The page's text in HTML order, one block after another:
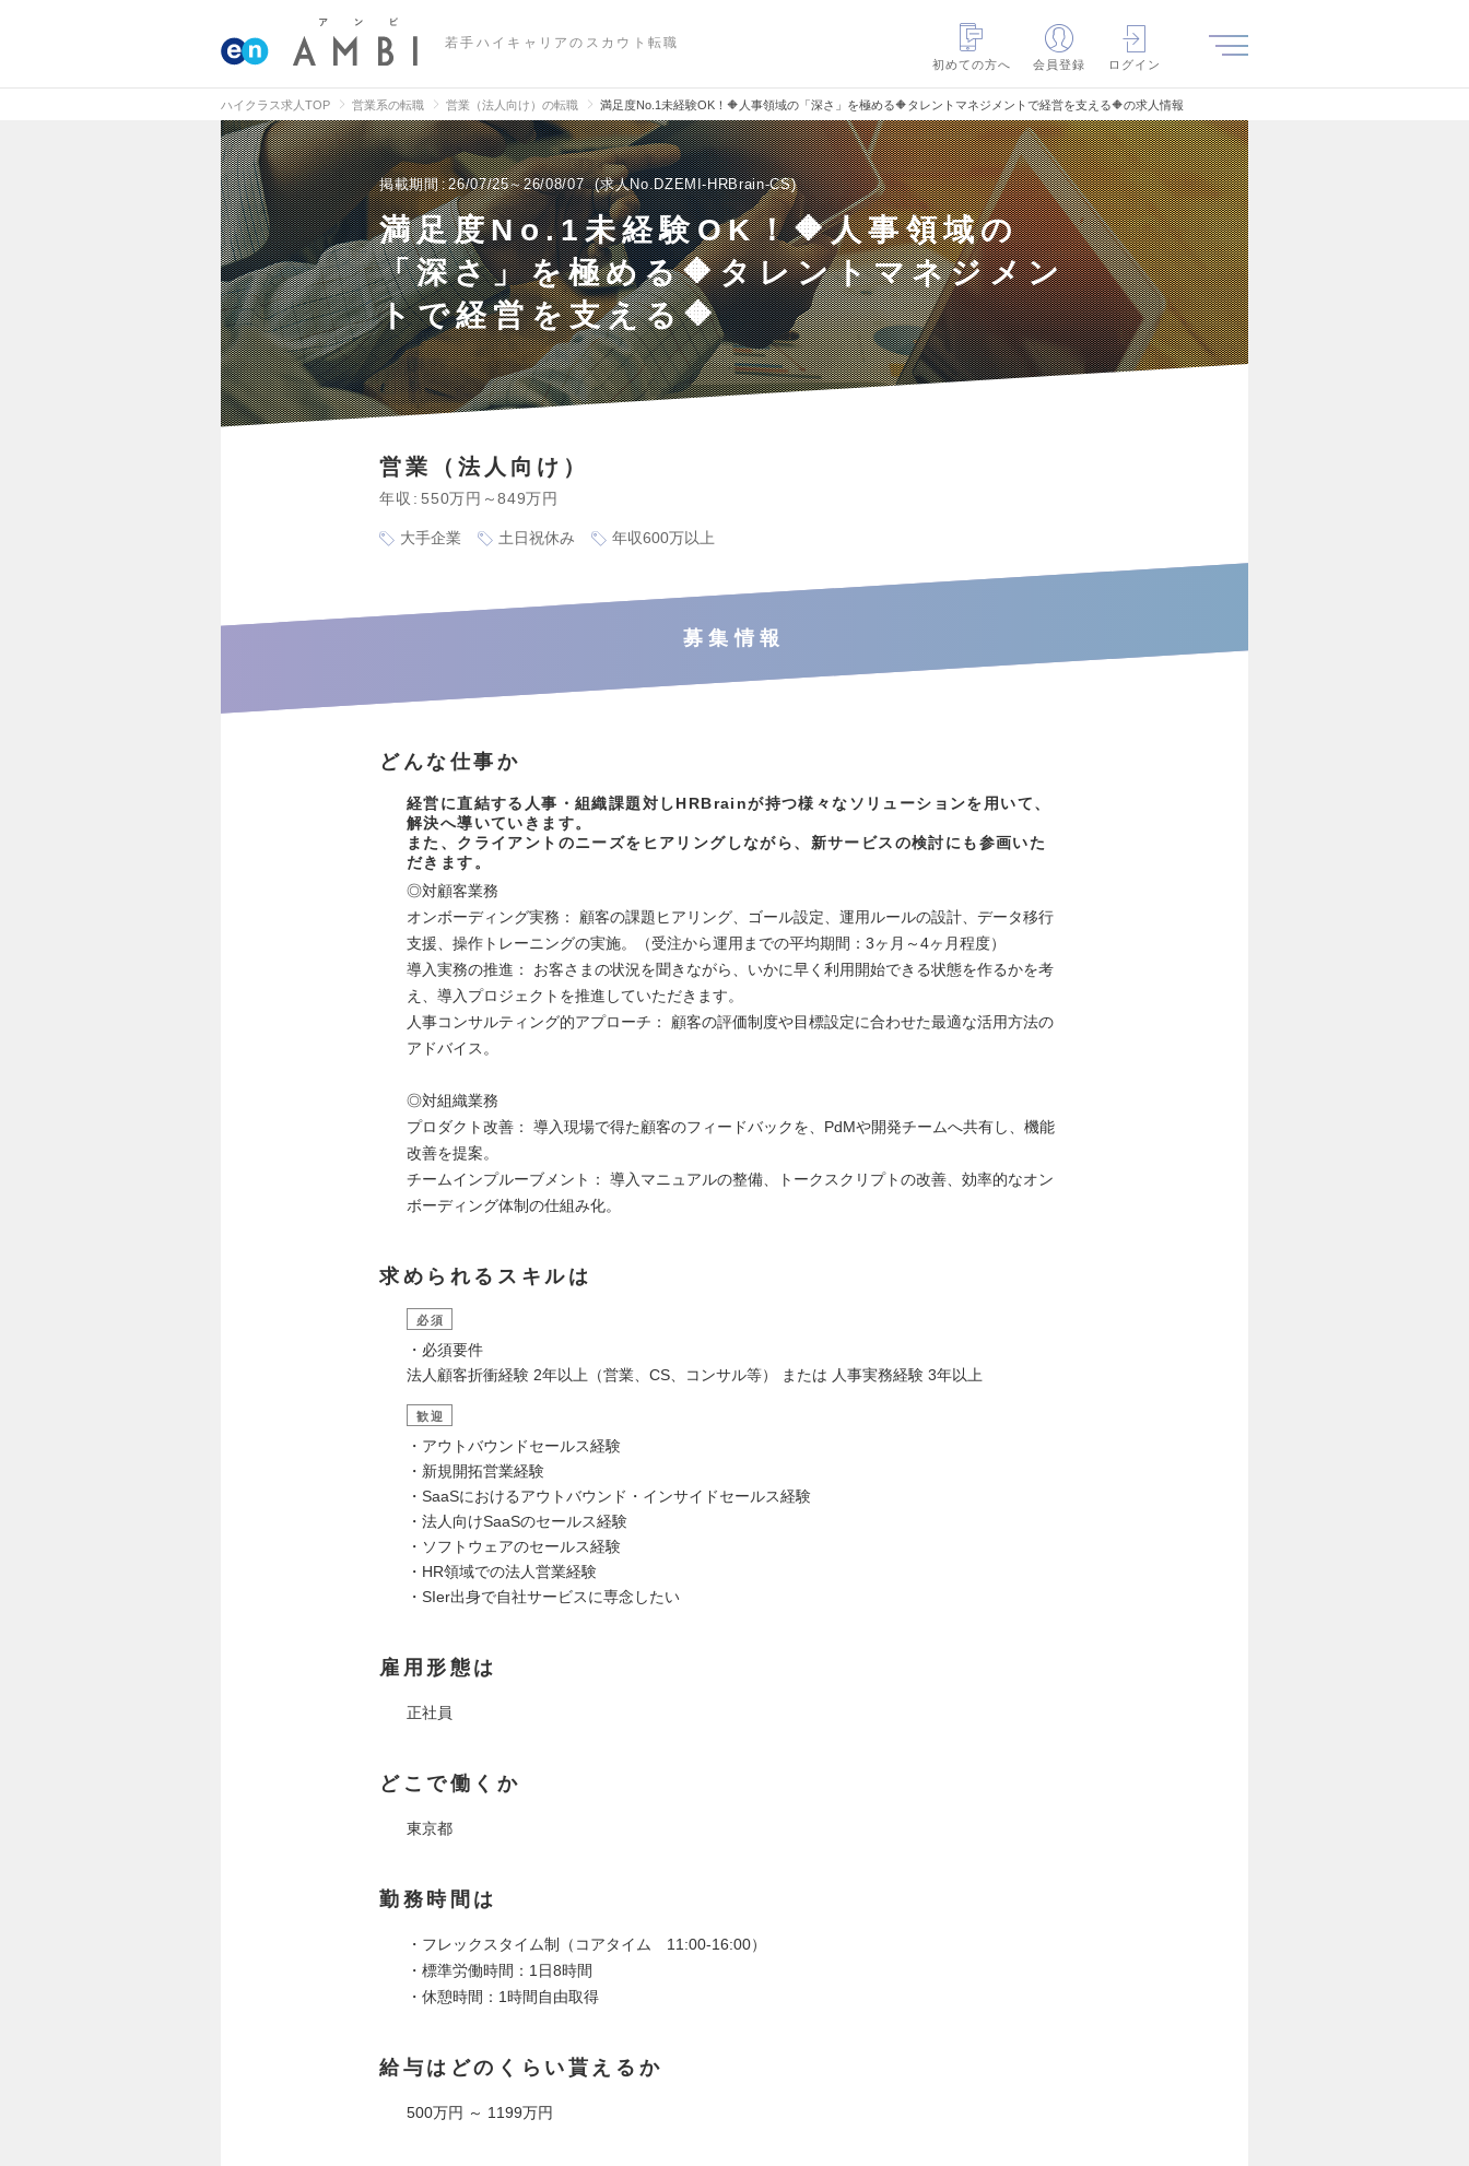
若手ハイキャリアのスカウト転職
初めての方へ
会員登録 ログイン
ハイクラス求人TOP 営業系の転職 営業（法人向け）の転職 満足度No.1未経験OK！🔶人事領域の「深さ」を極める🔶タレントマネジメントで経営を支える🔶の求人情報
掲載期間 26/07/25～26/08/07 求人No.DZEMI-HRBrain-CS
満足度No.1未経験OK！🔶人事領域の
「深さ」を極める🔶タレントマネジメン
トで経営を支える🔶
営業（法人向け）
年収 550万円～849万円
大手企業 土日祝休み 年収600万以上
募集情報
どんな仕事か
経営に直結する人事・組織課題対しHRBrainが持つ様々なソリューションを用いて、
解決へ導いていきます。
また、クライアントのニーズをヒアリングしながら、新サービスの検討にも参画いた
だきます。
◎対顧客業務
オンボーディング実務： 顧客の課題ヒアリング、ゴール設定、運用ルールの設計、データ移行
支援、操作トレーニングの実施。（受注から運用までの平均期間：3ヶ月～4ヶ月程度）
導入実務の推進： お客さまの状況を聞きながら、いかに早く利用開始できる状態を作るかを考
え、導入プロジェクトを推進していただきます。
人事コンサルティング的アプローチ： 顧客の評価制度や目標設定に合わせた最適な活用方法の
アドバイス。
◎対組織業務
プロダクト改善： 導入現場で得た顧客のフィードバックを、PdMや開発チームへ共有し、機能
改善を提案。
チームインプルーブメント： 導入マニュアルの整備、トークスクリプトの改善、効率的なオン
ボーディング体制の仕組み化。
求められるスキルは
必須
・必須要件
法人顧客折衝経験 2年以上（営業、CS、コンサル等） または 人事実務経験 3年以上
歓迎
・アウトバウンドセールス経験
・新規開拓営業経験
・SaaSにおけるアウトバウンド・インサイドセールス経験
・法人向けSaaSのセールス経験
・ソフトウェアのセールス経験
・HR領域での法人営業経験
・SIer出身で自社サービスに専念したい
雇用形態は
正社員
どこで働くか
東京都
勤務時間は
・フレックスタイム制（コアタイム 11:00-16:00）
・標準労働時間：1日8時間
・休憩時間：1時間自由取得
給与はどのくらい貰えるか
500万円 ～ 1199万円